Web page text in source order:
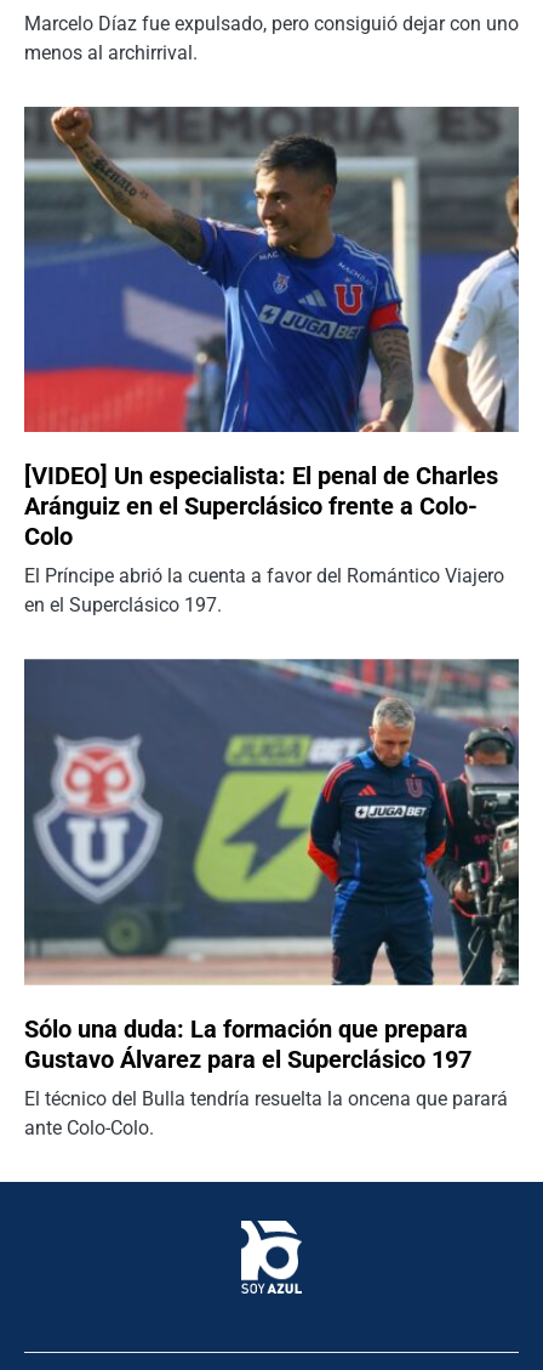
Marcelo Díaz fue expulsado, pero consiguió dejar con uno
menos al archirrival.
[VIDEO] Un especialista: El penal de Charles
Aránguiz en el Superclásico frente a Colo-
Colo
El Príncipe abrió la cuenta a favor del Romántico Viajero
en el Superclásico 197.
Sólo una duda: La formación que prepara
Gustavo Álvarez para el Superclásico 197
El técnico del Bulla tendría resuelta la oncena que parará
ante Colo-Colo.